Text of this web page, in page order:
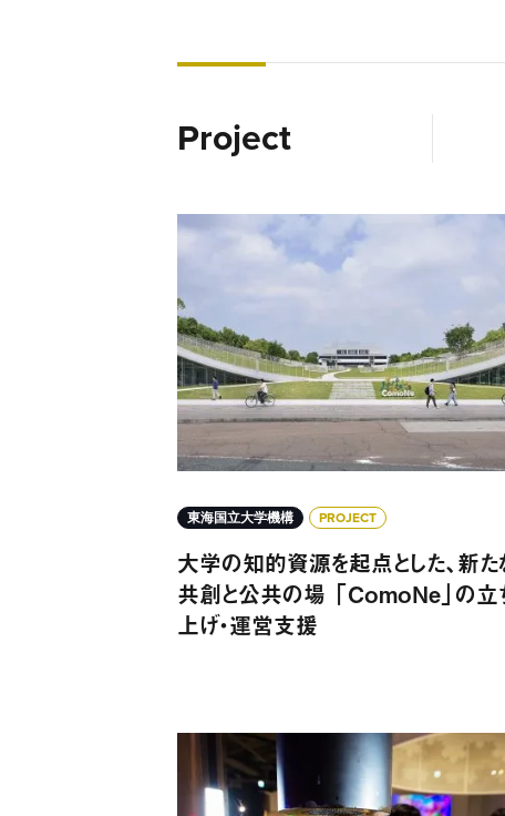
Project
東海国立大学機構 PROJECT
大学の知的資源を起点とした、新た
共創と公共の場 「ComoNe」の立
上げ・運営支援
大学の知的資源を起点とした、新たな共
次世代の創造性を育むクリエイティブ